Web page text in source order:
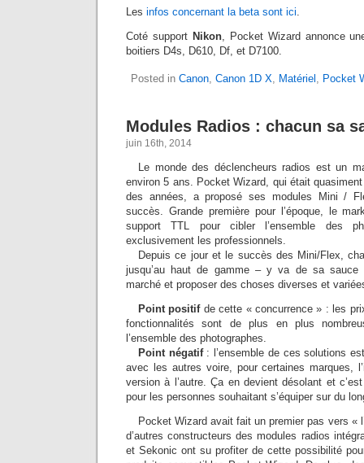
Les infos concernant la beta sont ici.
Coté support Nikon, Pocket Wizard annonce
boitiers D4s, D610, Df, et D7100.
Posted in Canon, Canon 1D X, Matériel , Pocket
Modules Radios : chacun sa
juin 16th, 2014
Le monde des déclencheurs radios est un
environ 5 ans. Pocket Wizard, qui était
des années, a proposé ses modules Mini /
succès. Grande première pour l’époque, le
support TTL pour cibler l’ensemble des
exclusivement les professionnels.
Depuis ce jour et le succès des Mini/Flex,
jusqu’au haut de gamme – y va de sa sauce
marché et proposer des choses diverses et
Point positifde cette « concurrence » : les
fonctionnalités sont de plus en plus
l’ensemble des photographes.
Point négatif: l’ensemble de ces solutions
avec les autres voire, pour certaines marques,
version à l’autre. Ça en devient désolant et
pour les personnes souhaitant s’équiper sur du
Pocket Wizard avait fait un premier pas vers «
d’autres constructeurs des modules radios
et Sekonic ont su profiter de cette possibilité